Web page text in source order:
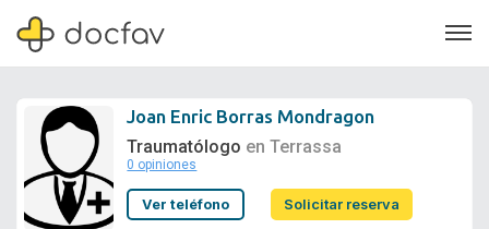
Soporte
Joan Enric Borras Mondragon
Traumatólogo en Terrassa
0 opiniones
Ver teléfono Solicitar reserva